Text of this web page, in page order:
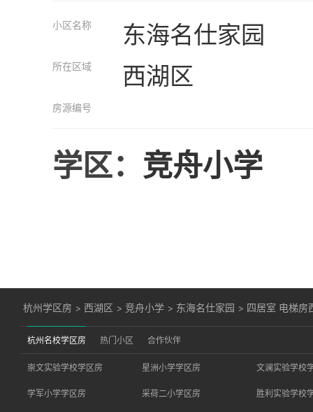
小区名称 东海名仕家园
所在区域 西湖区
房源编号
学区： 竞舟小学
杭州学区房 > 西湖区 >竞舟小学 > 东海名仕家园 > 四居室 电梯房
杭州名校学区房 热门小区 合作伙伴
崇文实验学校学区房 星洲小学学区房 文澜实验学校
学军小学学区房 采荷二小学区房 胜利实验学校